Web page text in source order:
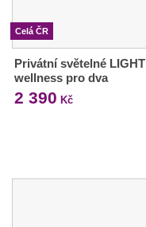
Celá ČR
Privátní světelné LIGHT
wellness pro dva
2 390 Kč